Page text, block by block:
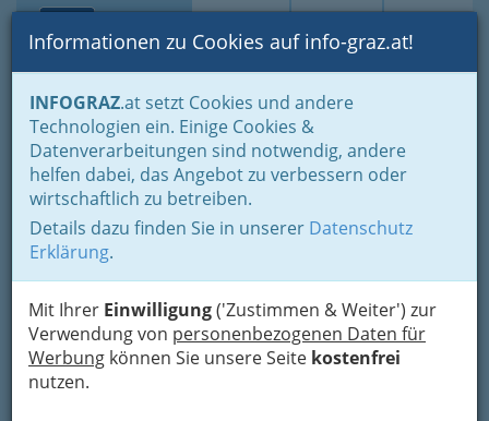
Suche Login Toggle
Informationen zu Cookies auf info-graz.at!
INFOGRAZ.at setzt Cookies und andere
Technologien ein. Einige Cookies &
Datenverarbeitungen sind notwendig, andere
helfen dabei, das Angebot zu verbessern oder
wirtschaftlich zu betreiben.
Details dazu finden Sie in unserer Datenschutz
Erklärung.
Mit Ihrer Einwilligung('Zustimmen & Weiter') zur
Verwendung von personenbezogenen Daten für
Werbung können Sie unsere Seite kostenfrei
nutzen.
Home Branchen
Wellness & Beauty
Beautysalons Graz und Umgebung
Hofer Fußpflegespezialist
Leonhardstraße 29, 8010 Graz
+43 316 318 214
Karte
Adresse mit Google Maps anschauen